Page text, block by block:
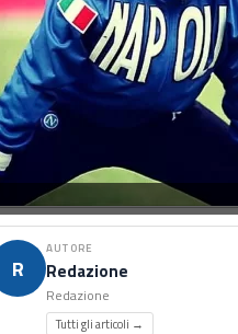
R
AUTORE
Redazione
Redazione
Tutti gli articoli →